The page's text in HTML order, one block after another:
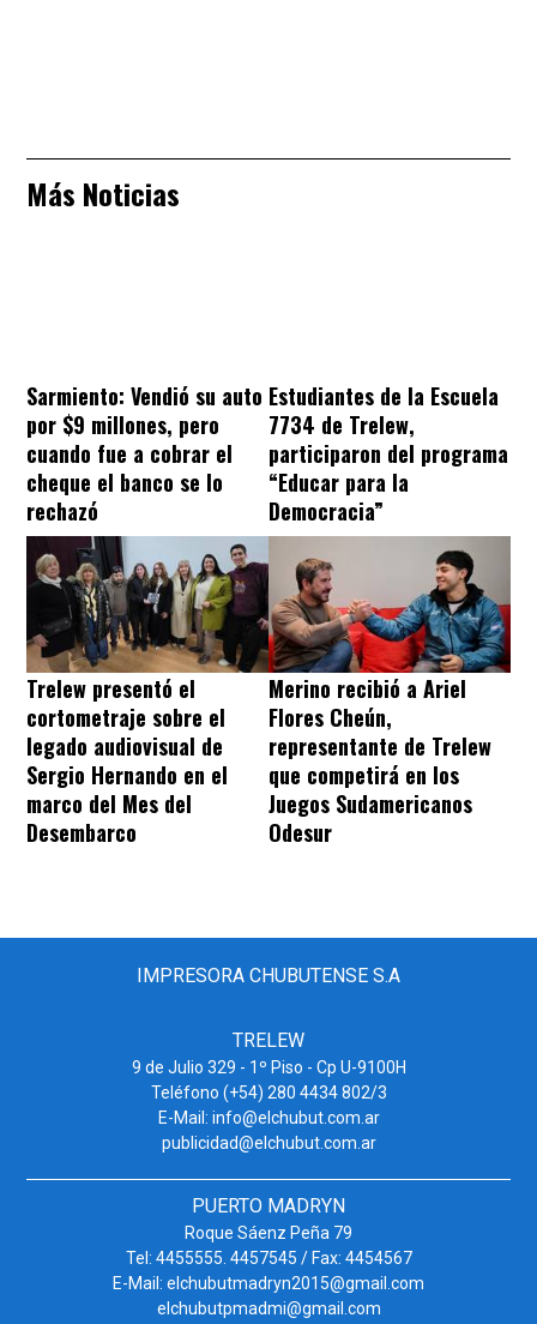
Más Noticias
Sarmiento: Vendió su auto
por $9 millones, pero
cuando fue a cobrar el
cheque el banco se lo
rechazó
Estudiantes de la Escuela
7734 de Trelew,
participaron del programa
“Educar para la
Democracia”
Trelew presentó el
cortometraje sobre el
legado audiovisual de
Sergio Hernando en el
marco del Mes del
Desembarco
Merino recibió a Ariel
Flores Cheún,
representante de Trelew
que competirá en los
Juegos Sudamericanos
Odesur
IMPRESORA CHUBUTENSE S.A
TRELEW
9 de Julio 329 - 1º Piso - Cp U-9100H
Teléfono (+54) 280 4434 802/3
E-Mail: info@elchubut.com.ar
publicidad@elchubut.com.ar
PUERTO MADRYN
Roque Sáenz Peña 79
Tel: 4455555. 4457545 / Fax: 4454567
E-Mail: elchubutmadryn2015@gmail.com
elchubutpmadmi@gmail.com